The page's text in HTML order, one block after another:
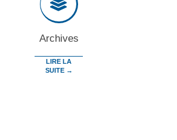
Archives
LIRE LA
SUITE →